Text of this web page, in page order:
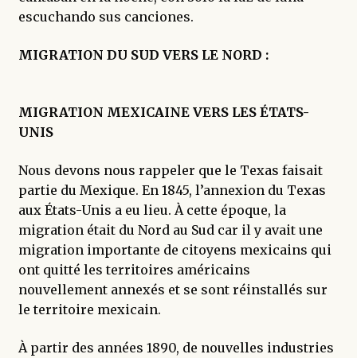
escuchando sus canciones.
MIGRATION DU SUD VERS LE NORD :
MIGRATION MEXICAINE VERS LES ÉTATS-
UNIS
Nous devons nous rappeler que le Texas faisait
partie du Mexique. En 1845, l’annexion du Texas
aux États-Unis a eu lieu. À cette époque, la
migration était du Nord au Sud car il y avait une
migration importante de citoyens mexicains qui
ont quitté les territoires américains
nouvellement annexés et se sont réinstallés sur
le territoire mexicain.
À partir des années 1890, de nouvelles industries